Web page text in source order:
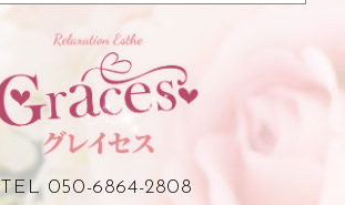
TEL 050-6864-2808